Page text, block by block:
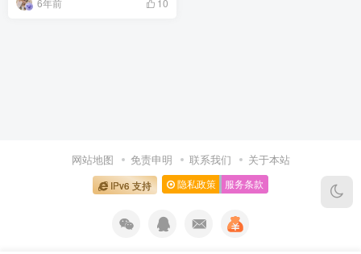
6年前 10
网站地图 免责申明 联系我们 关于本站
IPv6 支持 隐私政策 服务条款